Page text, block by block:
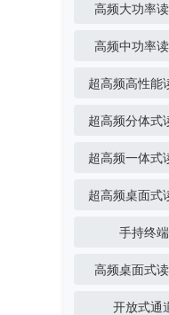
高频大功率
高频中功率
超高频高性能
超高频分体式
超高频一体式
超高频桌面式
手持终端
高频桌面式
开放式通